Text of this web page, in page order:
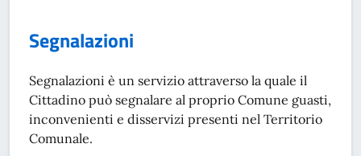
Segnalazioni
Segnalazioni è un servizio attraverso la quale il
Cittadino può segnalare al proprio Comune guasti,
inconvenienti e disservizi presenti nel Territorio
Comunale.